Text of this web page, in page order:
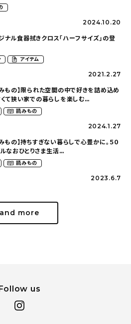
さん）
2024.10.20
ル食器拭きクロス「ハーフサイズ」の登
アイテム
2021.2.27
もの】限られた空間の中で好きを詰め込め
て狭い家での暮らしを楽しむ
さん）
読みもの
2024.1.27
もの】持ちすぎない暮らしで心豊かに。５０
なおひとりさま生活
さん）
読みもの
2023.6.7
and more
us